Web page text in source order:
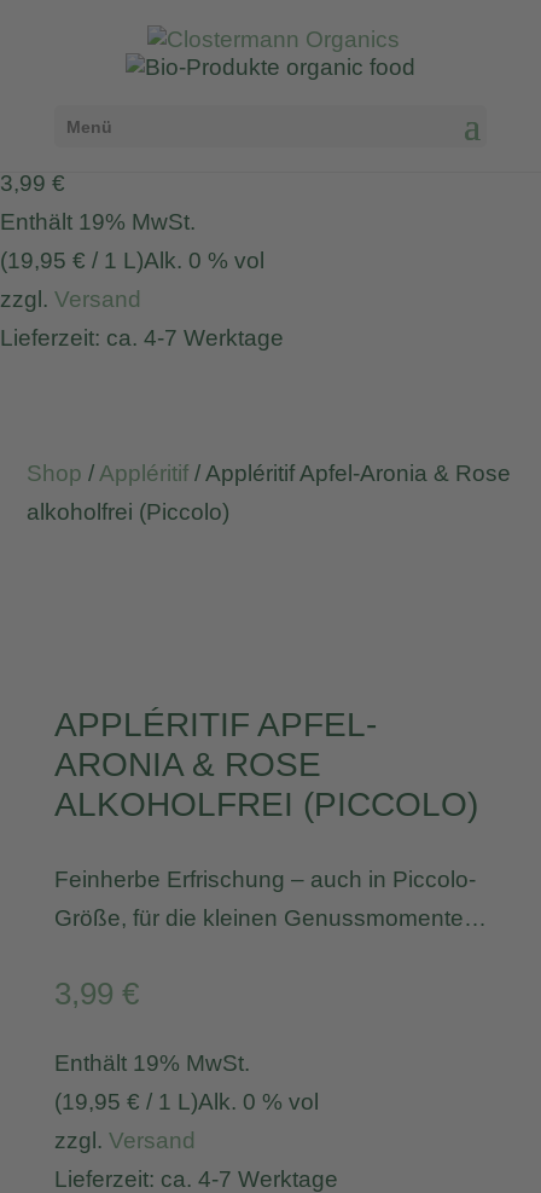
Menü
3,99 €
Enthält 19% MwSt.
(19,95 € / 1 L)Alk. 0 % vol
zzgl. Versand
Lieferzeit: ca. 4-7 Werktage
Shop / Appléritif / Appléritif Apfel-Aronia & Rose
alkoholfrei (Piccolo)
APPLÉRITIF APFEL-
ARONIA & ROSE
ALKOHOLFREI (PICCOLO)
Feinherbe Erfrischung – auch in Piccolo-
Größe, für die kleinen Genussmomente…
3,99 €
Enthält 19% MwSt.
(19,95 € / 1 L)Alk. 0 % vol
zzgl. Versand
Lieferzeit: ca. 4-7 Werktage